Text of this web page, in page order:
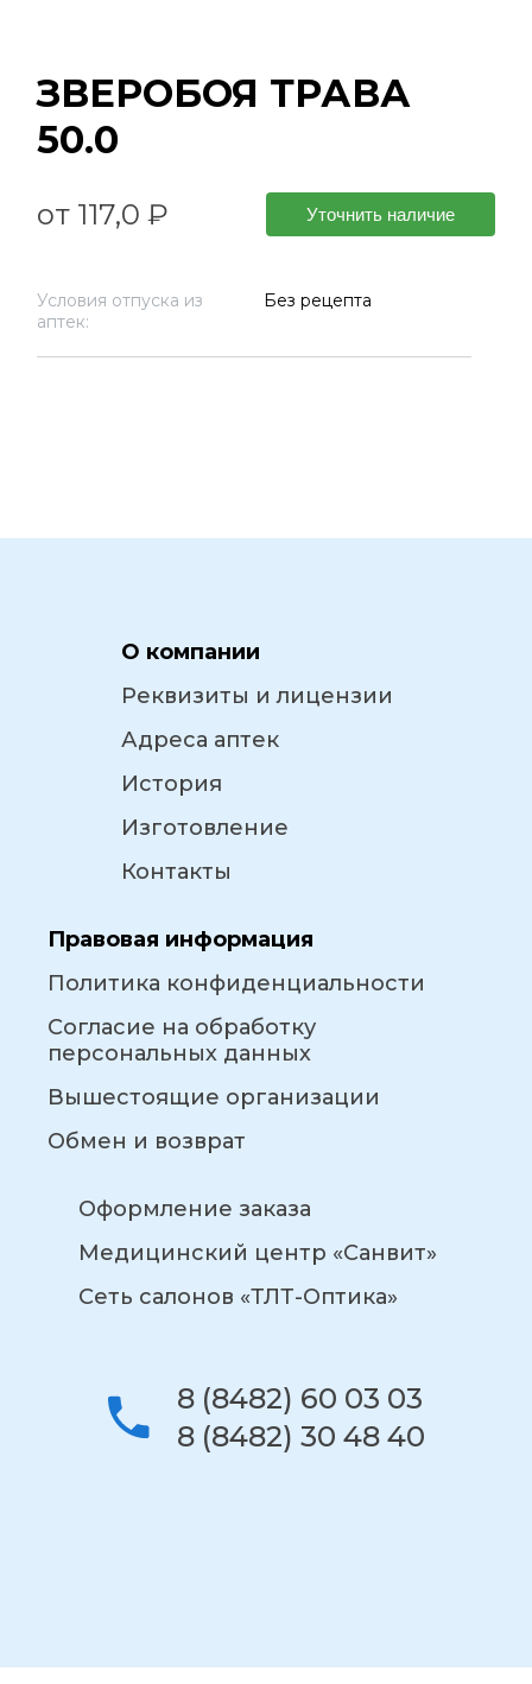
ЗВЕРОБОЯ ТРАВА
50.0
от 117,0 ₽ Уточнить наличие
Условия отпуска из
аптек:
Без рецепта
О компании
Реквизиты и лицензии
Адреса аптек
История
Изготовление
Контакты
Правовая информация
Политика конфиденциальности
Согласие на обработку
персональных данных
Вышестоящие организации
Обмен и возврат
Оформление заказа
Медицинский центр «Санвит»
Сеть салонов «ТЛТ-Оптика»
8 (8482) 60 03 03
8 (8482) 30 48 40